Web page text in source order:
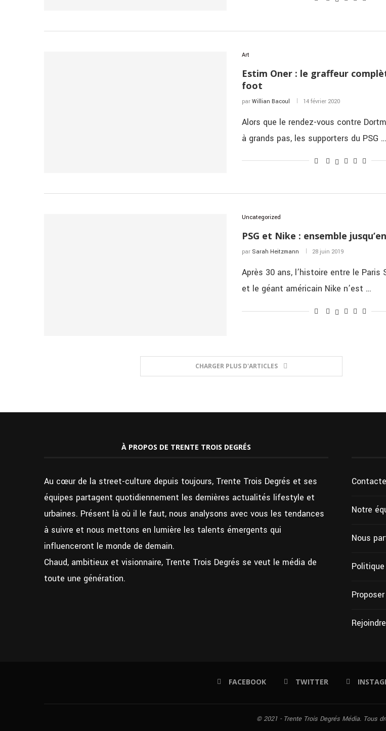
Art
Estim Oner : le graffeur
foot
par Willian Bacoul 14 février 2020
Alors que le rendez-vous contre
à grands pas, les supporters du PSG …
Uncategorized
PSG et Nike : ensemble
par Sarah Heitzmann 28 juin 2019
Après 30 ans, l’histoire entre le Paris
et le géant américain Nike n’est …
CHARGER PLUS D'ARTICLES
À PROPOS DE TRENTE TROIS DEGRÉS
Au cœur de la street-culture depuis toujours, Trente Trois Degrés et ses
équipes partagent quotidiennement les dernières actualités lifestyle et
urbaines. Présent là où il le faut, nous analysons avec vous les tendances
à suivre et nous mettons en lumière les talents émergents qui
influenceront le monde de demain.
Chaud, ambitieux et visionnaire, Trente Trois Degrés se veut le média de
toute une génération.
Notre
Nous
FACEBOOK TWITTER
© 2021 - Trente Trois Degrés Média. Tous